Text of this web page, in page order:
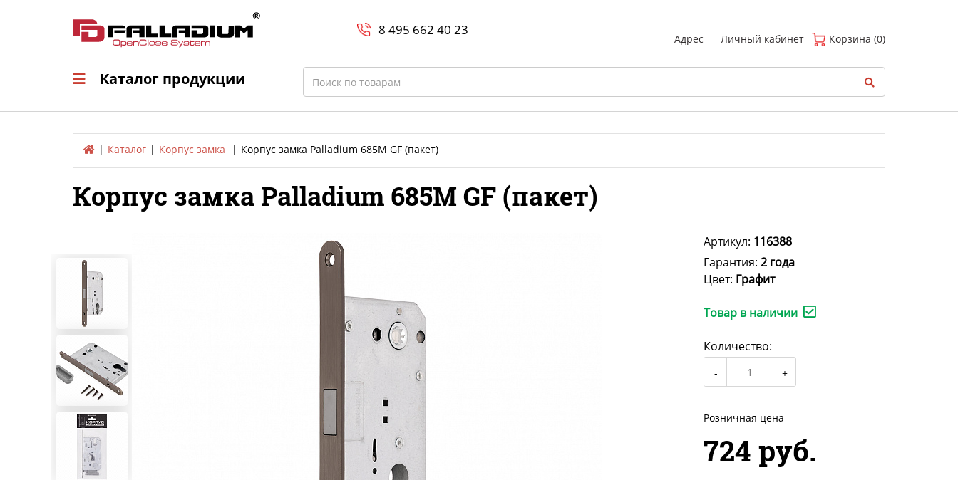
Каталог продукции 8 800-700-23-35
8 495 662 40 23
Адрес Личный кабинет Корзина (0)
Каталог продукции Search
Каталог Корпус замка Корпус замка Palladium 685M GF (пакет)
Корпус замка Palladium 685M GF (пакет)
Артикул: 116388
Гарантия: 2 года
Цвет: Графит
Товар в наличии
Количество:
Розничная цена
724 руб.